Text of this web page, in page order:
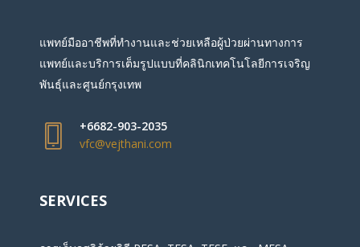
แพทย์มืออาชีพที่ทำงานและช่วยเหลือผู้ป่วยผ่านทางการ
แพทย์และบริการเต็มรูปแบบที่คลินิกเทคโนโลยีการเจริญ
พันธุ์และศูนย์กรุงเทพ
+6682-903-2035
vfc@vejthani.com
SERVICES